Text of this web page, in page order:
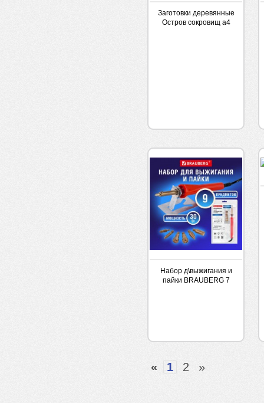
Заготовки деревянные
Остров сокровищ а4
Набор д\выжигания и
пайки BRAUBERG 7
« 1 2 »